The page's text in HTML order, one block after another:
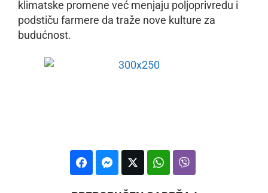
klimatske promene već menjaju poljoprivredu i
podstiču farmere da traže nove kulture za
budućnost.